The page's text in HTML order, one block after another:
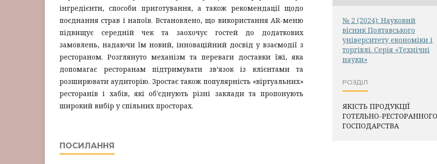
інгредієнти, способи приготування, а також рекомендації щодо
поєднання страв і напоїв. Встановлено, що використання AR-меню
підвищує середній чек та заохочує гостей до додаткових
замовлень, надаючи їм новий, інноваційний досвід у взаємодії з
рестораном. Розглянуто механізм та переваги доставки їжі, яка
допомагає ресторанам підтримувати зв’язок із клієнтами та
розширювати аудиторію. Зростає також популярність «віртуальних»
ресторанів і хабів, які об'єднують різні заклади та пропонують
широкий вибір у спільних просторах.
ПОСИЛАННЯ
№ 2 (2024): Науковий
вісник Полтавського
університету економіки і
торгівлі. Серія «Технічні
науки»
РОЗДІЛ
ЯКІСТЬ ПРОДУКЦІЇ
ГОТЕЛЬНО-РЕСТОРАННОГО
ГОСПОДАРСТВА